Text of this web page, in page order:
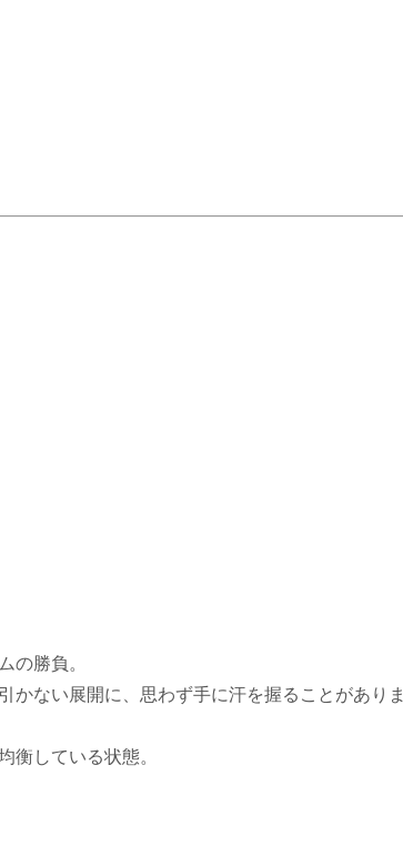
の勝負。
かない展開に、思わず手に汗を握ることがありま
衡している状態。